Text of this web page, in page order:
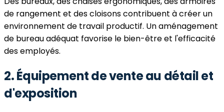
de rangement et des cloisons contribuent à créer un
environnement de travail productif. Un aménagement
de bureau adéquat favorise le bien-être et l'efficacité
des employés.
2. Équipement de vente au détail et
d'exposition